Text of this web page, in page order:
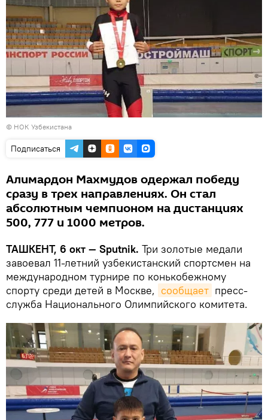
© НОК Узбекистана
Подписаться
Алимардон Махмудов одержал победу
сразу в трех направлениях. Он стал
абсолютным чемпионом на дистанциях
500, 777 и 1000 метров.
ТАШКЕНТ, 6 окт — Sputnik. Три золотые медали
завоевал 11-летний узбекистанский спортсмен на
международном турнире по конькобежному
спорту среди детей в Москве, сообщает пресс-
служба Национального Олимпийского комитета.